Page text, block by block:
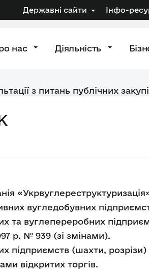
Державні сайти Інфо-
нас Діяльність
з питань публічних
вугледобувних
та вуглепереробних
р. № 939 (зі змінами).
підприємств (шахти,
відкритих торгів.